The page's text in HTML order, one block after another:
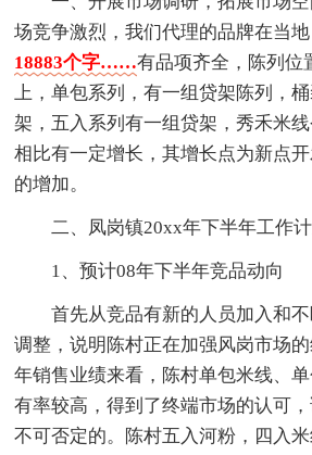
场竞争激烈，我们代理的品牌在当地
18883个字……有品项齐全，陈列位
上，单包系列，有一组贷架陈列，
架，五入系列有一组贷架，秀禾米
相比有一定增长，其增长点为新点
的增加。
二、凤岗镇20xx年下半年工作计
1、预计08年下半年竞品动向
首先从竞品有新的人员加入和
调整，说明陈村正在加强风岗市场
年销售业绩来看，陈村单包米线、
有率较高，得到了终端市场的认可
不可否定的。陈村五入河粉，四入